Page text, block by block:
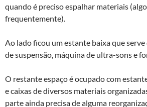
quando é preciso espalhar materiais
frequentemente).
Ao lado ficou um estante baixa que
de suspensão, máquina de ultra-sons e
O restante espaço é ocupado com
e caixas de diversos materiais
parte ainda precisa de alguma